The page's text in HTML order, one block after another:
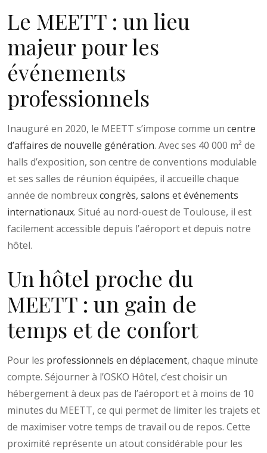
Le MEETT : un lieu
majeur pour les
événements
professionnels
Inauguré en 2020, le MEETT s’impose comme un centre
d’affaires de nouvelle génération. Avec ses 40 000 m² de
halls d’exposition, son centre de conventions modulable
et ses salles de réunion équipées, il accueille chaque
année de nombreuxcongrès, salons et événements
internationaux. Situé au nord-ouest de Toulouse, il est
facilement accessible depuis l’aéroport et depuis notre
hôtel.
Un hôtel proche du
MEETT : un gain de
temps et de confort
Pour les professionnels en déplacement, chaque minute
compte. Séjourner à l’OSKO Hôtel, c’est choisir un
hébergement à deux pas de l’aéroport et à moins de 10
minutes du MEETT, ce qui permet de limiter les trajets et
de maximiser votre temps de travail ou de repos. Cette
proximité représente un atout considérable pour les